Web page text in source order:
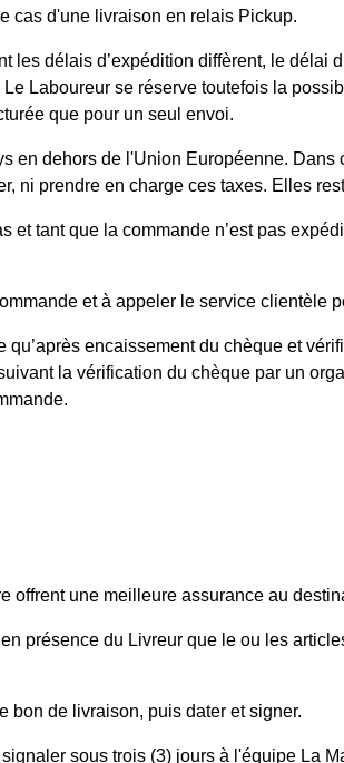
cas d'une livraison en relais Pickup.
délais d’expédition diffèrent, le délai
Laboureur se réserve toutefois la
que pour un seul envoi.
en dehors de l'Union Européenne.
ni prendre en charge ces taxes. Elles
et tant que la commande n’est pas
et à appeler le service clientèle
qu’après encaissement du chèque et
la vérification du chèque par un
offrent une meilleure assurance au
présence du Livreur que le ou les
bon de livraison, puis dater et signer.
sous trois (3) jours à l'équipe La